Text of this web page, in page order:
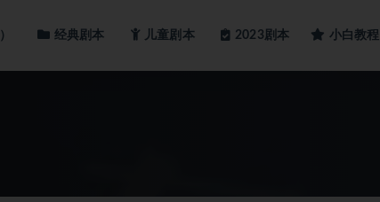
经典剧本 儿童剧本 2023剧本 小白教程